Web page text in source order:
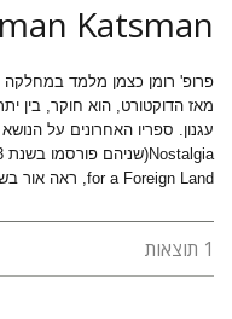
Katsman
פרופ' רומן כצמן מלמד במחלקה
מאז הדוקטורט, הוא חוקר, בין
עגנון. ספריו האחרונים על
(שניהם פורסמו בשנת 2013). מחקרו על ספרות רוסית-ישראלית,Nostalgia
for a Foreign Land, ראה אור בשנת
1 תוצאות